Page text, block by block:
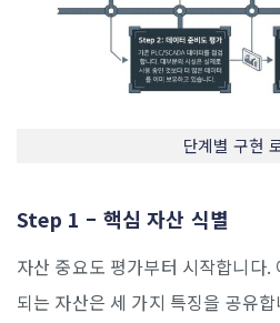
단계별 구현
Step 1 – 핵심 자산 식별
자산 중요도 평가부터 시작합니다
되는 자산은 세 가지 특징을 공유